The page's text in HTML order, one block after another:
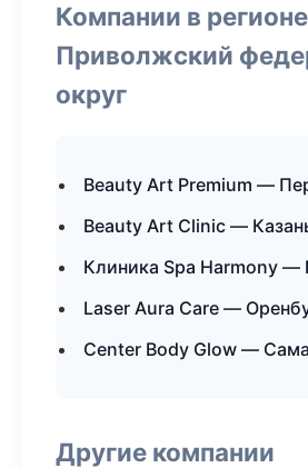
Компании в
Приволжский
округ
Beauty Art Premium —
Beauty Art Clinic —
Клиника Spa Harmony —
Laser Aura Care —
Center Body Glow —
Другие компании